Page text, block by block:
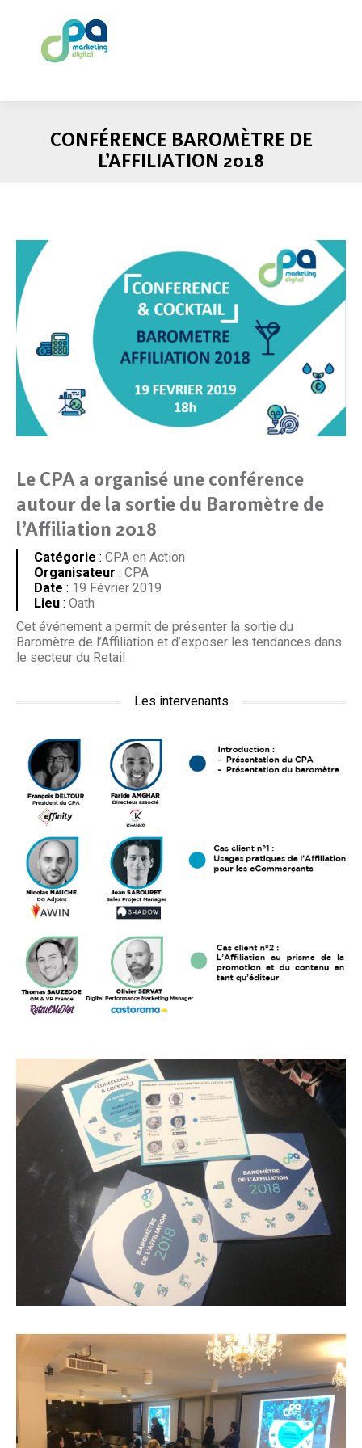
CONFÉRENCE BAROMÈTRE DE
L’AFFILIATION 2018
Le CPA a organisé une conférence
autour de la sortie du Baromètre de
l’Affiliation 2018
Catégorie : CPA en Action
Organisateur : CPA
Date : 19 Février 2019
Lieu : Oath
Cet événement a permit de présenter la sortie du
Baromètre de l’Affiliation et d’exposer les tendances dans
le secteur du Retail
Les intervenants